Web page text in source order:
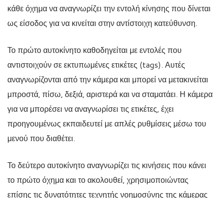
κάθε όχημα να αναγνωρίζει την εντολή κίνησης που δίνεται
ως είσοδος για να κινείται στην αντίστοιχη κατεύθυνση.
Το πρώτο αυτοκίνητο καθοδηγείται με εντολές που
αντιστοιχούν σε εκτυπωμένες ετικέτες (tags). Αυτές
αναγνωρίζονται από την κάμερα και μπορεί να μετακινείται
μπροστά, πίσω, δεξιά, αριστερά και να σταματάει. Η κάμερα
για να μπορέσει να αναγνωρίσει τις ετικέτες, έχει
προηγουμένως εκπαιδευτεί με απλές ρυθμίσεις μέσω του
μενού που διαθέτει.
Το δεύτερο αυτοκίνητο αναγνωρίζει τις κινήσεις που κάνει
το πρώτο όχημα και το ακολουθεί, χρησιμοποιώντας
επίσης τις δυνατότητες τεχνητής νοημοσύνης της κάμερας